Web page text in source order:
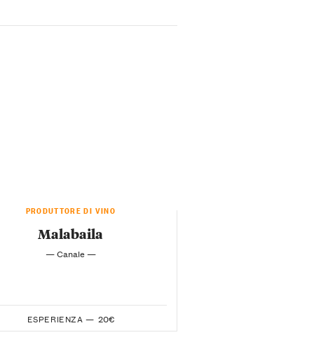
PRODUTTORE DI VINO
Malabaila
— Canale —
ESPERIENZA — 20€